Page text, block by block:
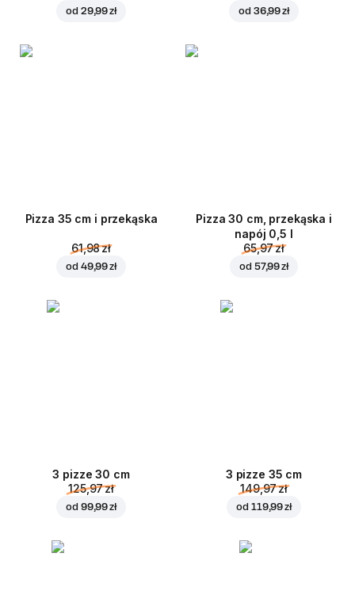
od 29,99 zł od 36,99 zł
Pizza 35 cm i przekąska
61,98 zł
od 49,99 zł
Pizza 30 cm, przekąska i
napój 0,5 l
65,97 zł
od 57,99 zł
3 pizze 30 cm
125,97 zł
od 99,99 zł
3 pizze 35 cm
149,97 zł
od 119,99 zł